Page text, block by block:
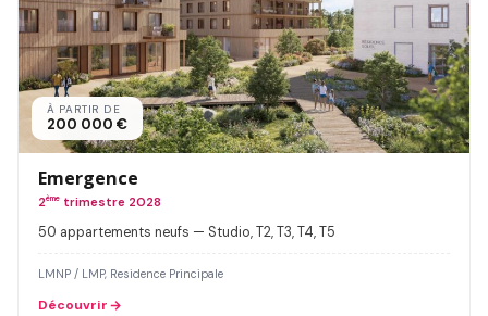
À PARTIR DE
200 000 €
Emergence
2ème trimestre 2028
50 appartements neufs — Studio, T2, T3, T4, T5
LMNP / LMP, Residence Principale
Découvrir